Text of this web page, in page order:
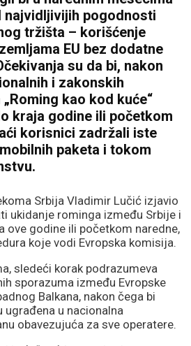
najvidljivijih pogodnosti
tržišta – korišćenje
EU bez dodatne
su da bi, nakon
i zakonskih
kao kod kuće“
kraja godine ili početkom
korisnici zadržali iste
paketa i tokom
Srbija Vladimir Lučić izjavio
ukidanje rominga između Srbije i
ove godine ili početkom naredne,
koje vodi Evropska komisija.
sledeći korak podrazumeva
sporazuma između Evropske
Balkana, nakon čega bi
ugrađena u nacionalna
obavezujuća za sve operatere.